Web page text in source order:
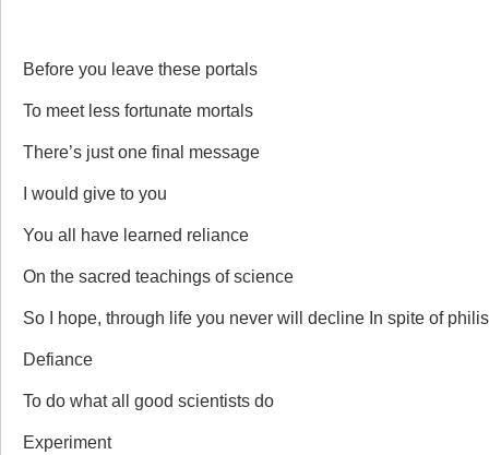
Before you leave these portals
To meet less fortunate mortals
There’s just one final message
I would give to you
You all have learned reliance
On the sacred teachings of science
So I hope, through life you never will decline In spite of
Defiance
To do what all good scientists do
Experiment